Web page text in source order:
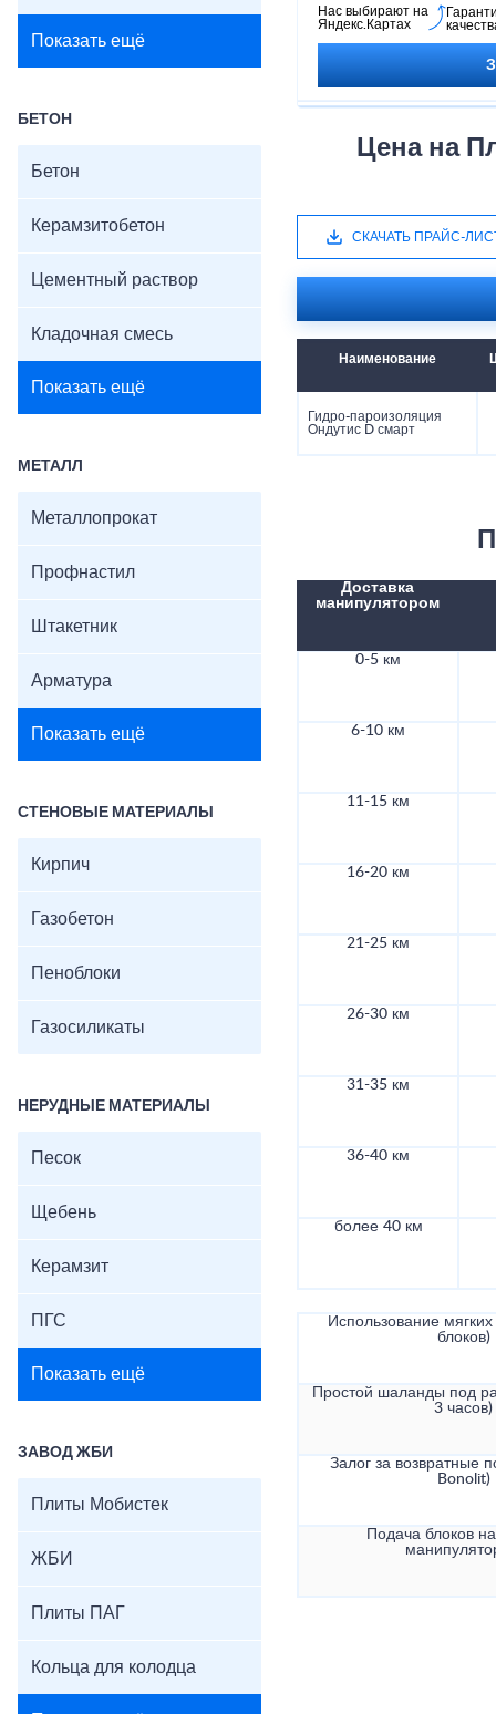
Показать ещё
БЕТОН
Бетон
Керамзитобетон
Цементный раствор
Кладочная смесь
Показать ещё
МЕТАЛЛ
Металлопрокат
Профнастил
Штакетник
Арматура
Показать ещё
СТЕНОВЫЕ МАТЕРИАЛЫ
Кирпич
Газобетон
Пеноблоки
Газосиликаты
НЕРУДНЫЕ МАТЕРИАЛЫ
Песок
Щебень
Керамзит
ПГС
Показать ещё
ЗАВОД ЖБИ
Плиты Мобистек
ЖБИ
Плиты ПАГ
Кольца для колодца
звукоизоляцию. В
следить, чтобы
Нас выбирают на
Яндекс.Картах
Цена на
СКАЧАТЬ ПРАЙС-
Наименование
Гидро-пароизоляция
Ондутис D смарт
Доставка
манипулятором
0-5 км
6-10 км
11-15 км
16-20 км
21-25 км
26-30 км
31-35 км
36-40 км
более 40 км
Использование
блоков)
Простой шаланды под
3 часов)
Залог за возвратные
Bonolit)
Подача блоков